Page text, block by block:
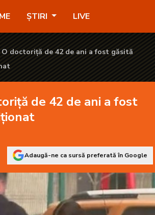
de aparatul de aer
ȘTIRI LIVE
doctoriță de 42 de ani a fost găsită
de 42 de ani a fost
Adaugă-ne ca sursă preferată în Google